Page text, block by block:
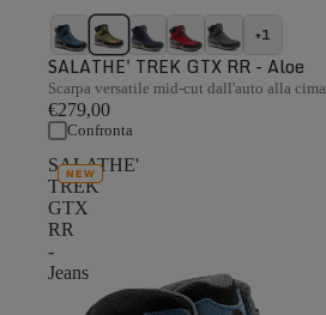
+1
SALATHE' TREK GTX RR - Aloe
Scarpa versatile mid-cut dall'auto alla cima
€279,00
Confronta
SALATHE'
TREK
GTX
RR
-
Jeans
NEW